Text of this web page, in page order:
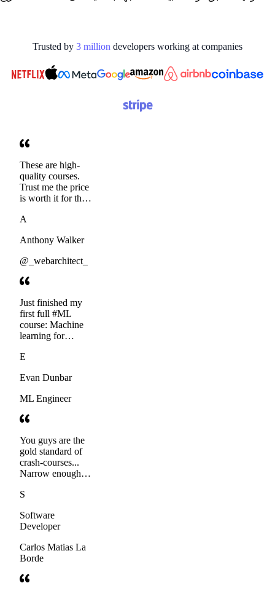
Trusted by 3 million developers working at companies
These are high-
quality courses.
Trust me the price
is worth it for the
Educative came at
my career. I'm
topics better than
with any book or
online video
tutorial I've done.
Truly made for
developers.
Thanks
A
Anthony Walker
@_webarchitect_
Just finished my
first full #ML
course: Machine
learning for
Engineers from
Highly
E
Evan Dunbar
ML Engineer
You guys are the
gold standard of
crash-courses...
Narrow enough
years of study or a
get the gist, but
broad enough that
Googling doesn't
cut it.
S
Software
Developer
Carlos Matias La
Borde